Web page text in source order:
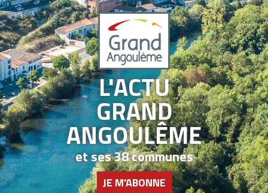
L'ACTU
GRAND
ANGOULÊME
et ses 38 communes
JE M'ABONNE
Panneau de gestion des cookies